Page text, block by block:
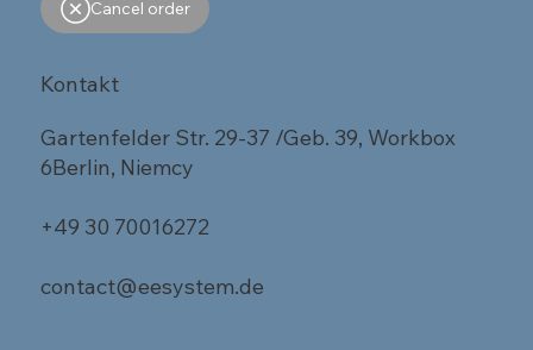
Cancel order
Kontakt
Gartenfelder Str. 29-37 /Geb. 39, Workbox
6Berlin, Niemcy
+49 30 70016272
contact@eesystem.de